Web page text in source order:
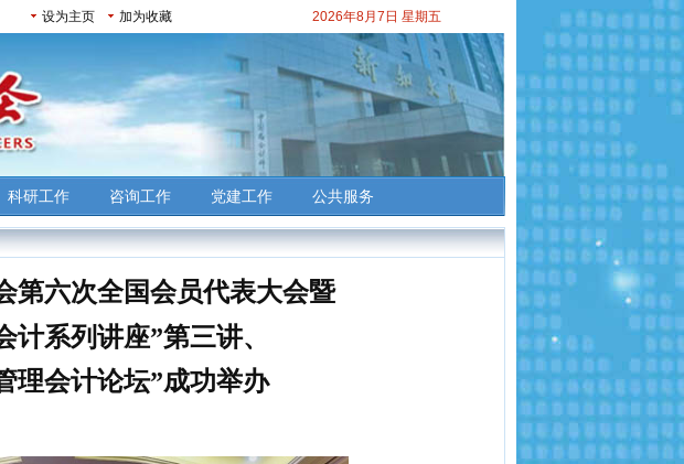
设为主页 加为收藏 2026年8月7日 星期五
科研工作 咨询工作 党建工作 公共服务
第六次全国会员代表大会暨
计系列讲座”第三讲、
理会计论坛”成功举办